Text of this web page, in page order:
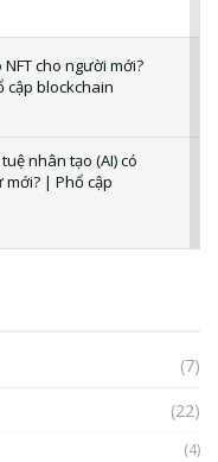
NFT cho người mới?
cập blockchain
nhân tạo (AI) có
| Phổ cập
(7)
(22)
(4)